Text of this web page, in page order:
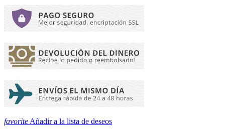
favorite Añadir a la lista de deseos